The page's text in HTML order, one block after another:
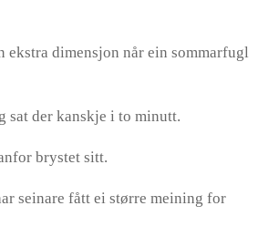
ekstra dimensjon når ein sommarfugl
sat der kanskje i to minutt.
brystet sitt.
seinare fått ei større meining for